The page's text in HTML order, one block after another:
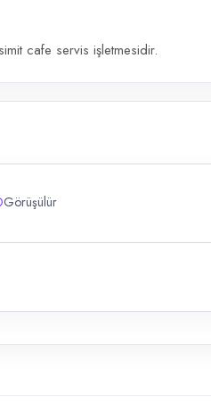
cafe servis işletmesidir.
Görüşülür